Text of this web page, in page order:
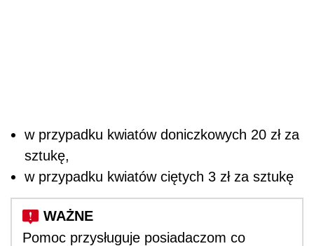
w przypadku kwiatów doniczkowych 20 zł za
sztukę,
w przypadku kwiatów ciętych 3 zł za sztukę
Pomoc przysługuje posiadaczom co